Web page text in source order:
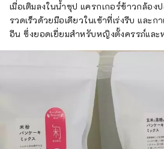
เมื่อเติมลงในน้ำซุป แครกเกอร์ข้าวกล้อ
รวดเร็วด้วยมือเดียวในเช้าที่เร่งรีบ และ
อีน ซึ่งยอดเยี่ยมสำหรับหญิงตั้งครรภ์และ